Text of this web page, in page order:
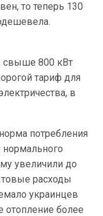
то теперь 130
свыше 800 кВт
тариф для
в
потребления
нормального
увеличили до
расходы
украинцев
отопление более